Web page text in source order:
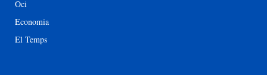
Oci
Economia
El Temps